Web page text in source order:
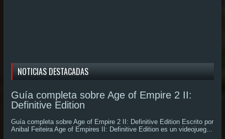
NOTICIAS DESTACADAS
Guía completa sobre Age of Empire 2 II:
Definitive Edition
Guía completa sobre Age of Empire 2 II: Definitive Edition Escrito por
Anibal Feiteira Age of Empires II: Definitive Edition es un videojueg...